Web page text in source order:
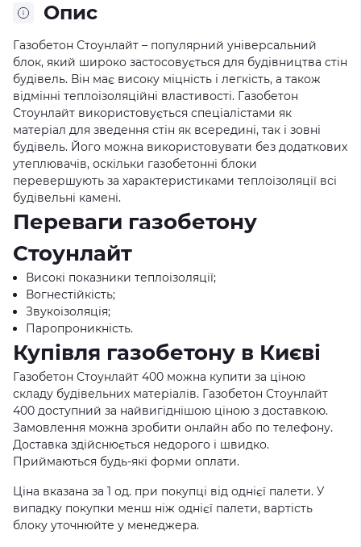
Опис
Газобетон Стоунлайт – популярний універсальний
блок, який широко застосовується для будівництва стін
будівель. Він має високу міцність і легкість, а також
відмінні теплоізоляційні властивості. Газобетон
Стоунлайт використовується спеціалістами як
матеріал для зведення стін як всередині, так і зовні
будівель. Його можна використовувати без додаткових
утеплювачів, оскільки газобетонні блоки
перевершують за характеристиками теплоізоляції всі
будівельні камені.
Переваги газобетону
Стоунлайт
Високі показники теплоізоляції;
Вогнестійкість;
Звукоізоляція;
Паропроникність.
Купівля газобетону в Києві
Газобетон Стоунлайт 400 можна купити за ціною
складу будівельних матеріалів. Газобетон Стоунлайт
400 доступний за найвигіднішою ціною з доставкою.
Замовлення можна зробити онлайн або по телефону.
Доставка здійснюється недорого і швидко.
Приймаються будь-які форми оплати.
Ціна вказана за 1 од. при покупці від однієї палети. У
випадку покупки менш ніж однієї палети, вартість
блоку уточнюйте у менеджера.